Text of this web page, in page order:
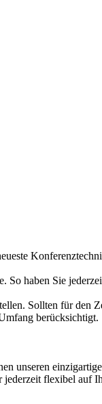
haben Sie
Sollten für
berücksichtigt.
flexibel auf